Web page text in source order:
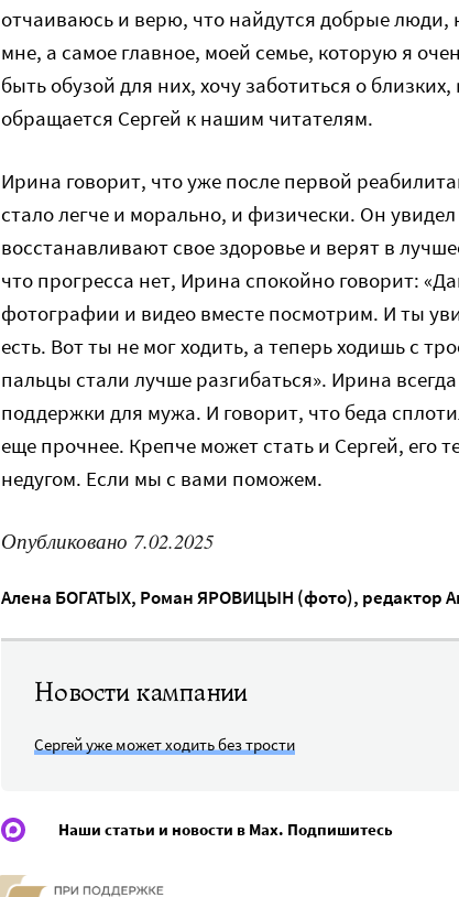
отчаиваюсь и верю, что найдутся добрые люди,
мне, а самое главное, моей семье, которую я
быть обузой для них, хочу заботиться о
обращается Сергей к нашим читателям.
Ирина говорит, что уже после первой
стало легче и морально, и физически. Он
восстанавливают свое здоровье и верят в
что прогресса нет, Ирина спокойно говорит:
фотографии и видео вместе посмотрим. И ты
есть. Вот ты не мог ходить, а теперь ходишь с
пальцы стали лучше разгибаться». Ирина
поддержки для мужа. И говорит, что беда
еще прочнее. Крепче может стать и Сергей, его
недугом. Если мы с вами поможем.
Опубликовано 7.02.2025
Алена БОГАТЫХ, Роман ЯРОВИЦЫН (фото), редактор
Новости кампании
Сергей уже может ходить без трости
Наши статьи и новости в Max. Подпишитесь